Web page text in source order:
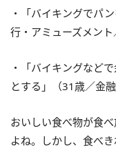
・「バイキングでパ
行・アミューズメント
・「バイキングなど
とする」（31歳／金
おいしい食べ物が食
よね。しかし、食べ